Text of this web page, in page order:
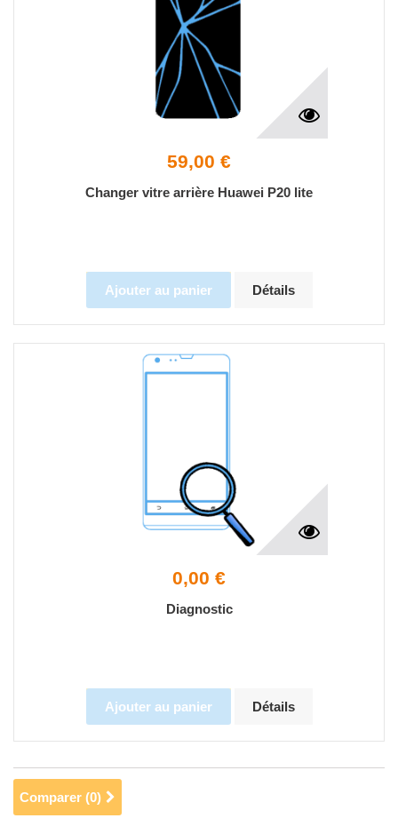
59,00 €
Changer vitre arrière Huawei P20 lite
Ajouter au panier Détails
0,00 €
Diagnostic
Ajouter au panier Détails
Comparer (0)